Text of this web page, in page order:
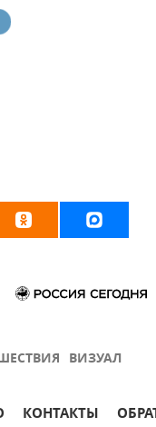
ВИЗУАЛ
КОНТАКТЫ